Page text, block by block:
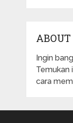
ABOUT
Ingin
Temukan
cara